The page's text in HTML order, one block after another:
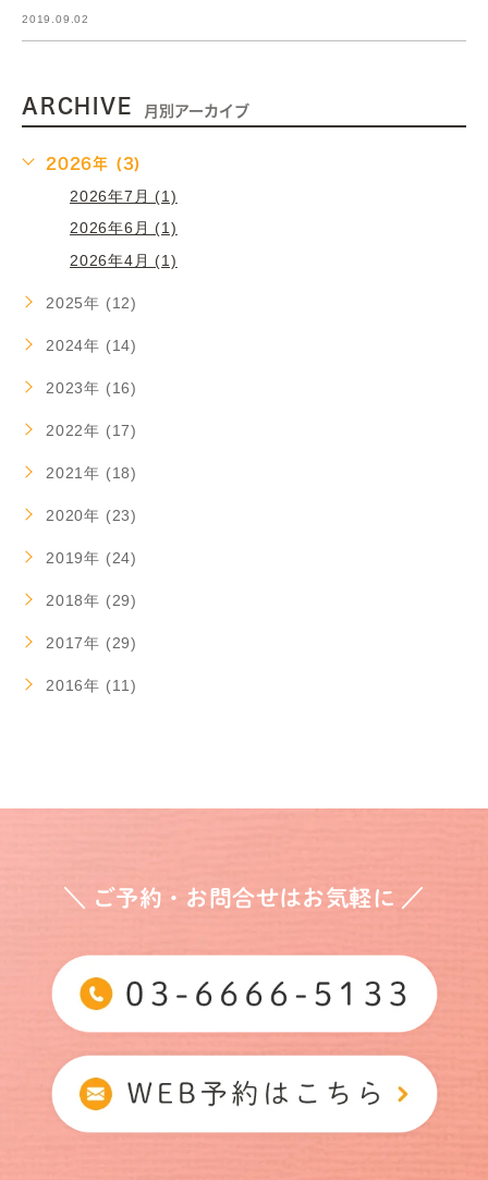
2019.09.02
ARCHIVE 月別アーカイブ
2026年 (3)
2026年7月 (1)
2026年6月 (1)
2026年4月 (1)
2025年 (12)
2024年 (14)
2023年 (16)
2022年 (17)
2021年 (18)
2020年 (23)
2019年 (24)
2018年 (29)
2017年 (29)
2016年 (11)
＼ ご予約・お問合せはお気軽に ／